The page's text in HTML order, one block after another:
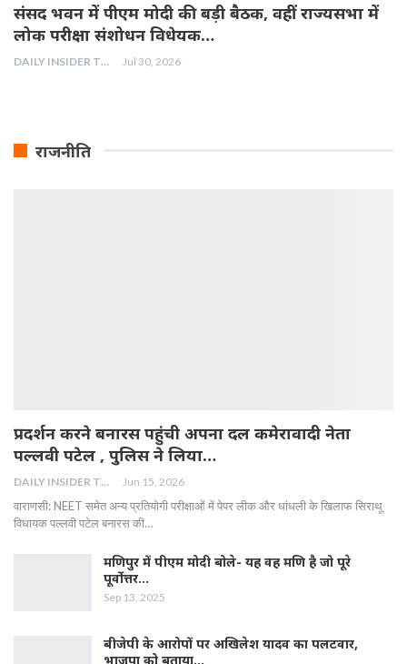
संसद भवन में पीएम मोदी की बड़ी बैठक, वहीं राज्यसभा में
लोक परीक्षा संशोधन विधेयक…
DAILY INSIDER TEAM Jul 30, 2026
राजनीति
प्रदर्शन करने बनारस पहुंची अपना दल कमेरावादी नेता
पल्लवी पटेल , पुलिस ने लिया…
DAILY INSIDER TEAM Jun 15, 2026
वाराणसी: NEET समेत अन्य प्रतियोगी परीक्षाओं में पेपर लीक और धांधली के खिलाफ सिराथू
विधायक पल्लवी पटेल बनारस की…
मणिपुर में पीएम मोदी बोले- यह वह मणि है जो पूरे
पूर्वोत्तर…
Sep 13, 2025
बीजेपी के आरोपों पर अखिलेश यादव का पलटवार,
भाजपा को बताया…